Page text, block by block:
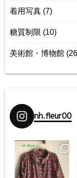
着用写真 (7)
糖質制限 (10)
美術館・博物館
nh.fleur00